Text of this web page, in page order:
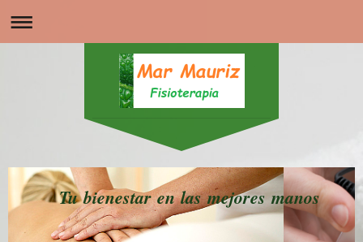
Tu bienestar en las mejores manos